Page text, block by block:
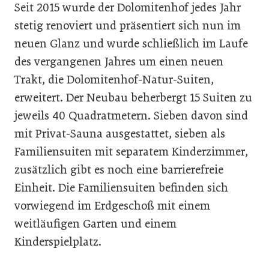
Seit 2015 wurde der Dolomitenhof jedes Jahr
stetig renoviert und präsentiert sich nun im
neuen Glanz und wurde schließlich im Laufe
des vergangenen Jahres um einen neuen
Trakt, die Dolomitenhof-Natur-Suiten,
erweitert. Der Neubau beherbergt 15 Suiten zu
jeweils 40 Quadratmetern. Sieben davon sind
mit Privat-Sauna ausgestattet, sieben als
Familiensuiten mit separatem Kinderzimmer,
zusätzlich gibt es noch eine barrierefreie
Einheit. Die Familiensuiten befinden sich
vorwiegend im Erdgeschoß mit einem
weitläufigen Garten und einem
Kinderspielplatz.